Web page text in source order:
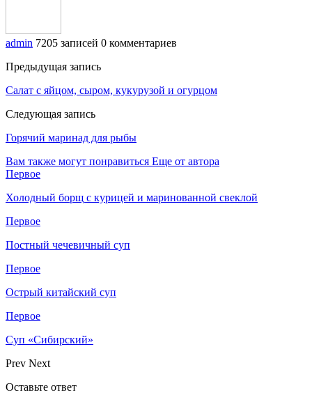
admin 7205 записей 0 комментариев
Предыдущая запись
Салат с яйцом, сыром, кукурузой и огурцом
Следующая запись
Горячий маринад для рыбы
Вам также могут понравиться Еще от автора
Первое
Холодный борщ с курицей и маринованной свеклой
Первое
Постный чечевичный суп
Первое
Острый китайский суп
Первое
Суп «Сибирский»
Prev Next
Оставьте ответ